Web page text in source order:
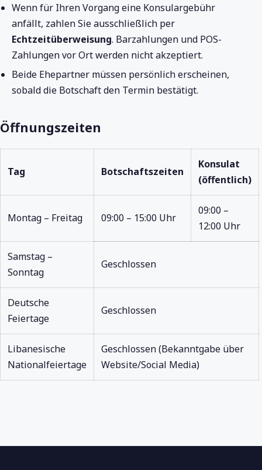
Wenn für Ihren Vorgang eine Konsulargebühr
anfällt, zahlen Sie ausschließlich per
Echtzeitüberweisung. Barzahlungen und POS-
Zahlungen vor Ort werden nicht akzeptiert.
Beide Ehepartner müssen persönlich erscheinen,
sobald die Botschaft den Termin bestätigt.
Öffnungszeiten
Tag Botschaftszeiten
Konsulat
(öffentlich)
Montag – Freitag 09:00 – 15:00 Uhr
09:00 –
12:00 Uhr
Samstag –
Sonntag
Geschlossen
Deutsche
Feiertage
Geschlossen
Libanesische
Nationalfeiertage
Geschlossen (Bekanntgabe über
Website/Social Media)